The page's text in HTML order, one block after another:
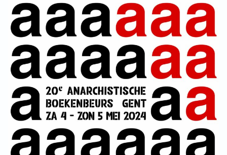
INSTAGRAM
BLUESKY
ENGLISH
ABOUT THE VRIJE BOND
PRINCIPLES
BECOME A MEMBER